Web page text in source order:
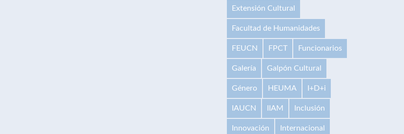
Extensión Cultural
Facultad de Humanidades
FEUCN FPCT Funcionarios
Galería Galpón Cultural
Género HEUMA I+D+i
IAUCN IIAM Inclusión
Innovación Internacional